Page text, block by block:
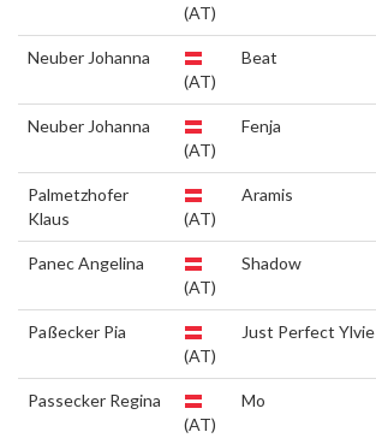
(AT)
Neuber Johanna
(AT)
Beat
Neuber Johanna
(AT)
Fenja
Palmetzhofer
Klaus
(AT)
Aramis
Panec Angelina
(AT)
Shadow
Paßecker Pia
(AT)
Just Perfect Ylvie
Passecker Regina
(AT)
Mo